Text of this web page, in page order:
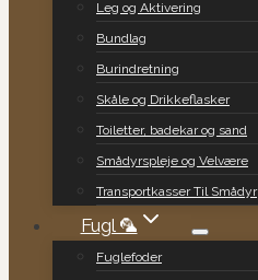
Leg og Aktivering
Bundlag
Burindretning
Skåle og Drikkeflasker
Toiletter, badekar og sand
Smådyrspleje og Velvære
Transportkasser Til Smådyr
Fugl 🦜
Fuglefoder